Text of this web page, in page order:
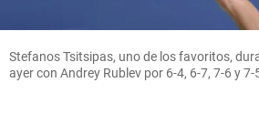
Stefanos Tsitsipas, uno de los favoritos,
ayer con Andrey Rublev por 6-4, 6-7, 7-6 y 7-